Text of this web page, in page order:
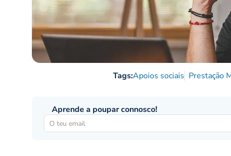
Tags:Apoios sociais Prestação
Aprende a poupar connosco!